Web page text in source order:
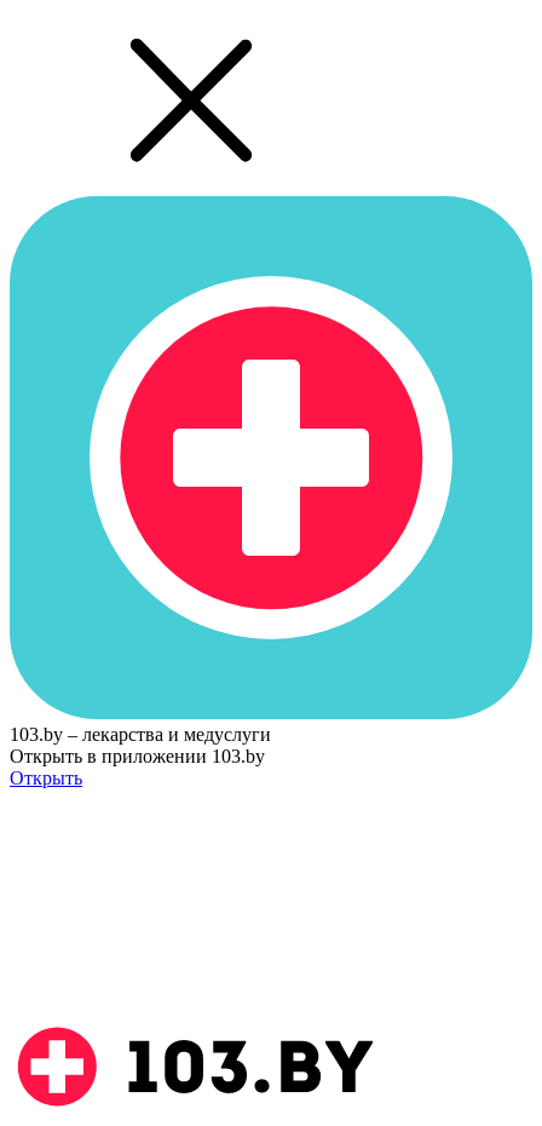
103.by – лекарства и медуслуги
Открыть в приложении 103.by
Открыть